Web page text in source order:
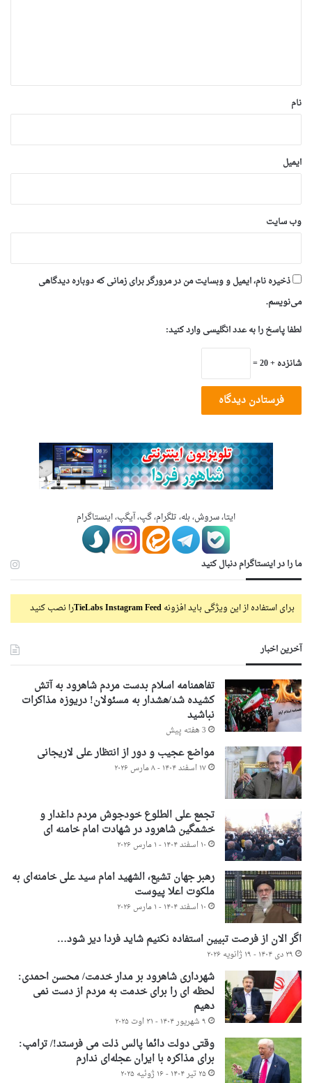
نام
ایمیل
وب‌ سایت
ذخیره نام، ایمیل و وبسایت من در مرورگر برای زمانی که دوباره دیدگاهی
می‌نویسم.
لطفا پاسخ را به عدد انگلیسی وارد کنید:
شانزده + 20 =
ایتا، سروش، بله، تلگرام، گپ، آیگپ، اینستاگرام
ما را در اینستاگرام دنبال کنید
برای استفاده از این ویژگی باید افزونهTieLabs Instagram Feedرا نصب کنید
آخرین اخبار
تفاهمنامه اسلام بدست مردم شاهرود به آتش
کشیده شد/هشدار به مسئولان! دریوزه مذاکرات
نباشید
3 هفته پیش
مواضع عجیب و دور از انتظار علی لاریجانی
۱۷ اسفند ۱۴۰۴ - ۸ مارس ۲۰۲۶
تجمع علی الطلوع خودجوش مردم داغدار و
خشمگین شاهرود در شهادت امام خامنه ای
۱۰ اسفند ۱۴۰۴ - ۱ مارس ۲۰۲۶
رهبر جهان تشیع، الشهید امام سید علی خامنه‌ای به
ملکوت اعلا پیوست
۱۰ اسفند ۱۴۰۴ - ۱ مارس ۲۰۲۶
اگر الان از فرصت تبیین استفاده نکنیم شاید فردا دیر شود…
۲۹ دی ۱۴۰۴ - ۱۹ ژانویه ۲۰۲۶
شهرداری شاهرود بر مدار خدمت/ محسن احمدی:
لحظه ای را برای خدمت به مردم از دست نمی
دهیم
۹ شهریور ۱۴۰۴ - ۳۱ اوت ۲۰۲۵
وقتی دولت دائما پالس ذلت می فرستد!/ ترامپ:
برای مذاکره با ایران عجله‌ای ندارم
۲۵ تیر ۱۴۰۴ - ۱۶ ژوئیه ۲۰۲۵